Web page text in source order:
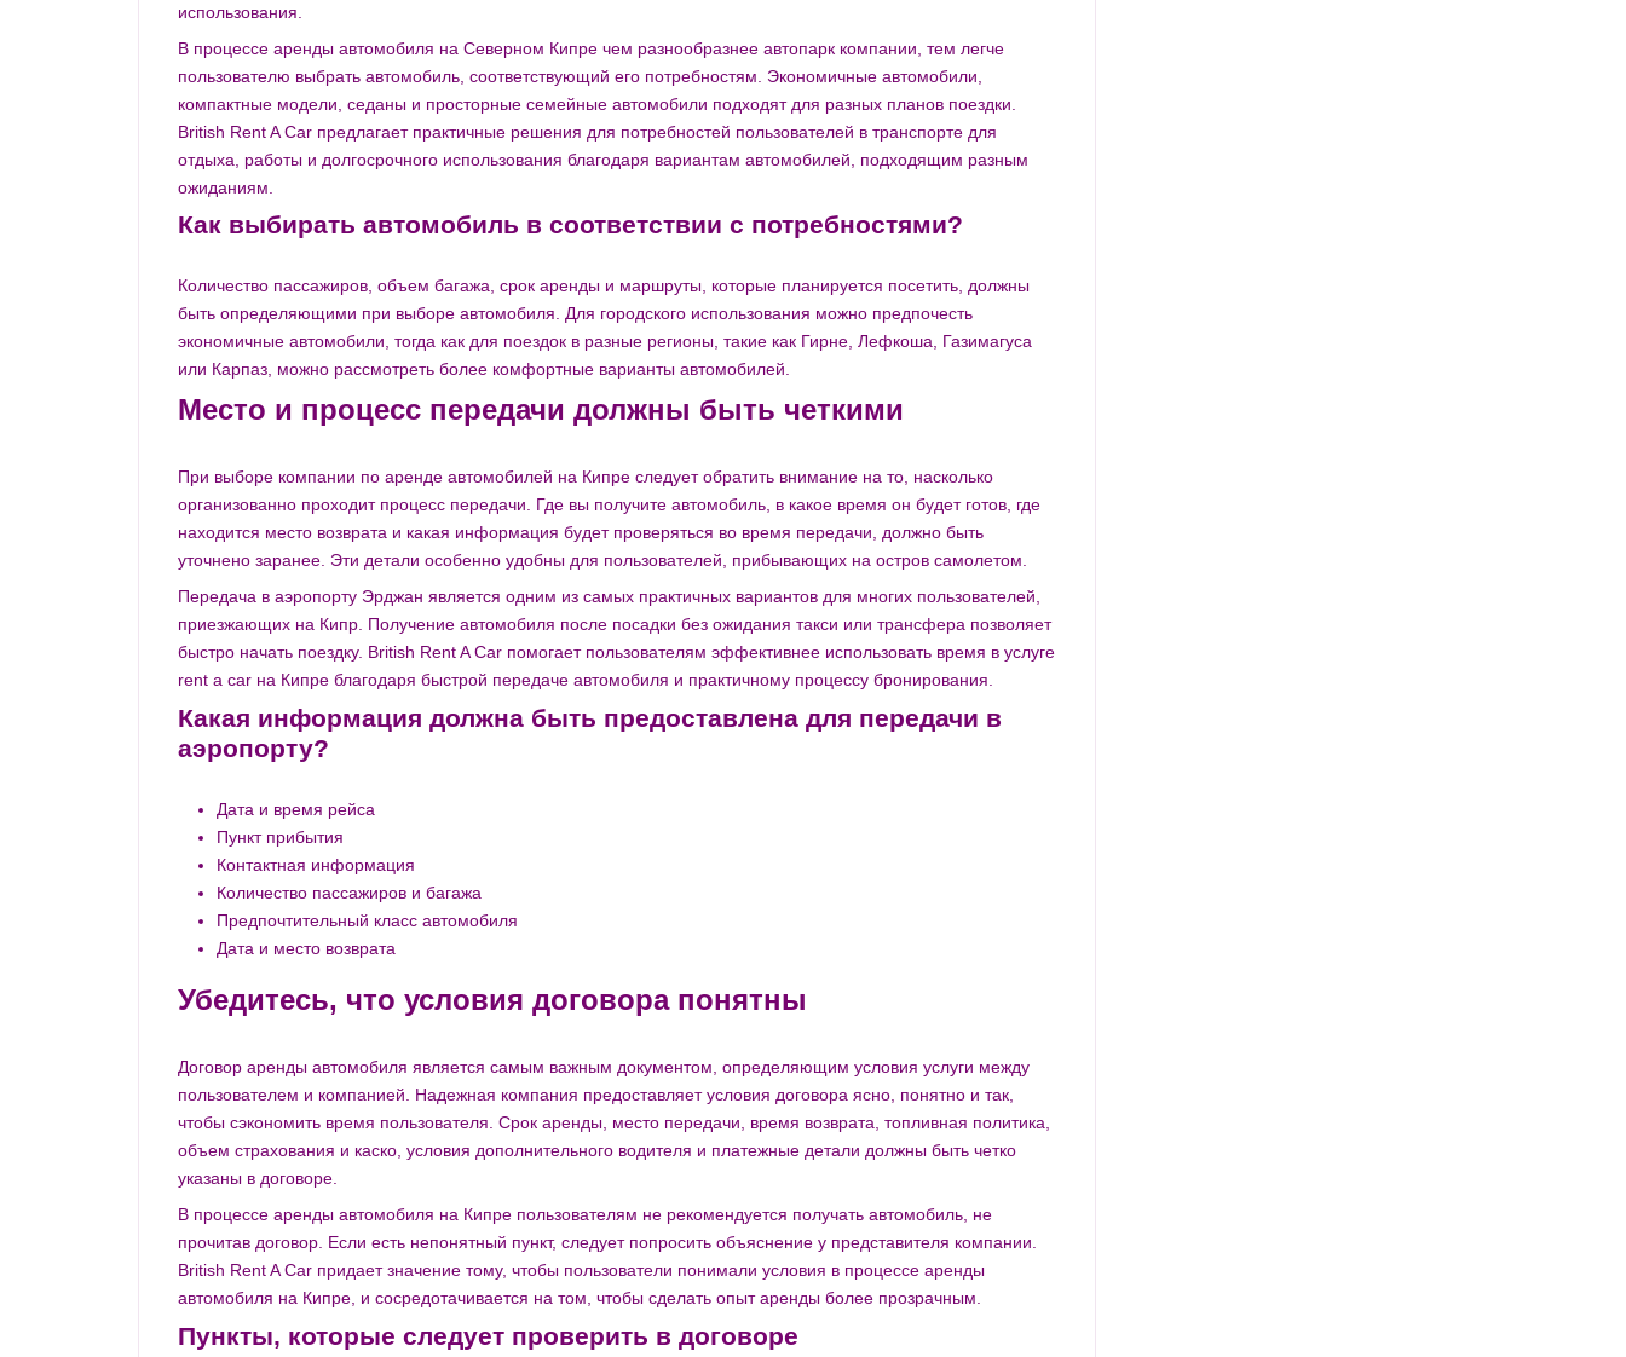
использования.
В процессе аренды автомобиля на Северном Кипре чем разнообразнее автопарк компании, тем легче
пользователю выбрать автомобиль, соответствующий его потребностям. Экономичные автомобили,
компактные модели, седаны и просторные семейные автомобили подходят для разных планов поездки.
British Rent A Car предлагает практичные решения для потребностей пользователей в транспорте для
отдыха, работы и долгосрочного использования благодаря вариантам автомобилей, подходящим разным
ожиданиям.
Как выбирать автомобиль в соответствии с потребностями?
Количество пассажиров, объем багажа, срок аренды и маршруты, которые планируется посетить, должны
быть определяющими при выборе автомобиля. Для городского использования можно предпочесть
экономичные автомобили, тогда как для поездок в разные регионы, такие как Гирне, Лефкоша, Газимагуса
или Карпаз, можно рассмотреть более комфортные варианты автомобилей.
Место и процесс передачи должны быть четкими
При выборе компании по аренде автомобилей на Кипре следует обратить внимание на то, насколько
организованно проходит процесс передачи. Где вы получите автомобиль, в какое время он будет готов, где
находится место возврата и какая информация будет проверяться во время передачи, должно быть
уточнено заранее. Эти детали особенно удобны для пользователей, прибывающих на остров самолетом.
Передача в аэропорту Эрджан является одним из самых практичных вариантов для многих пользователей,
приезжающих на Кипр. Получение автомобиля после посадки без ожидания такси или трансфера позволяет
быстро начать поездку. British Rent A Car помогает пользователям эффективнее использовать время в услуге
rent a car на Кипре благодаря быстрой передаче автомобиля и практичному процессу бронирования.
Какая информация должна быть предоставлена для передачи в
аэропорту?
Дата и время рейса
Пункт прибытия
Контактная информация
Количество пассажиров и багажа
Предпочтительный класс автомобиля
Дата и место возврата
Убедитесь, что условия договора понятны
Договор аренды автомобиля является самым важным документом, определяющим условия услуги между
пользователем и компанией. Надежная компания предоставляет условия договора ясно, понятно и так,
чтобы сэкономить время пользователя. Срок аренды, место передачи, время возврата, топливная политика,
объем страхования и каско, условия дополнительного водителя и платежные детали должны быть четко
указаны в договоре.
В процессе аренды автомобиля на Кипре пользователям не рекомендуется получать автомобиль, не
прочитав договор. Если есть непонятный пункт, следует попросить объяснение у представителя компании.
British Rent A Car придает значение тому, чтобы пользователи понимали условия в процессе аренды
автомобиля на Кипре, и сосредотачивается на том, чтобы сделать опыт аренды более прозрачным.
Пункты, которые следует проверить в договоре